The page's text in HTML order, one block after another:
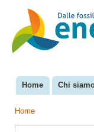
EnergoClub
per la
riconversione
del sistema
Menu principale
Home Chi
Home